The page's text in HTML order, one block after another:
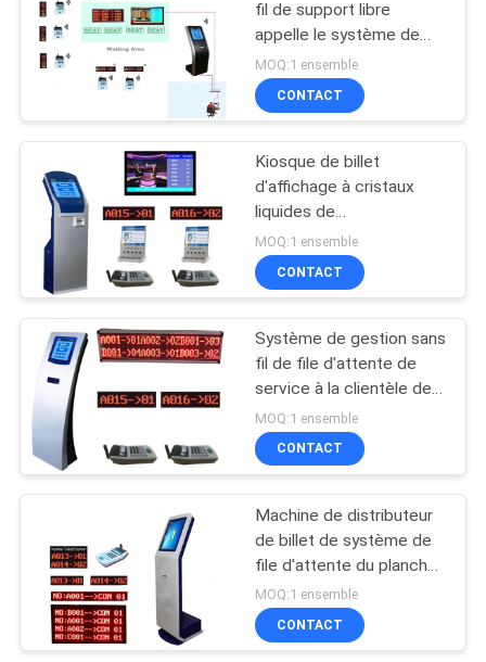
PRIVACY
POLICY
d'attente de banque
Quiosque de billets
en ligne
Kiosque d'écran
tactile de service
d'individu
fil de support libre
appelle le système de
gestion de file d'attente
avec le kiosque de file
d'attente
MOQ:1 ensemble
CONTACT
Kiosque de billet
d'affichage à cristaux
liquides de
banque/gouvernement le
contre- a basé le
système de gestion de
MOQ:1 ensemble
CONTACT
Système de gestion sans
fil de file d'attente de
service à la clientèle de
banque avec l'imprimante
thermique de 80mm
MOQ:1 ensemble
CONTACT
Machine de distributeur
de billet de système de
file d'attente du plancher
SX-QTK181
MOQ:1 ensemble
CONTACT